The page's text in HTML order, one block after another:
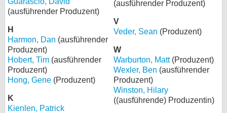
(ausführender Produzent)
H
Harmon, Dan (ausführender
Produzent)
Hobert, Tim (ausführender
Produzent)
Hong, Gene (Produzent)
K
Kienlen, Patrick
(ausführender Produzent)
V
Veder, Sean (Produzent)
W
Warburton, Matt(Produzent)
Wexler, Ben (ausführender
Produzent)
Winston, Hilary
((ausführende) Produzentin)